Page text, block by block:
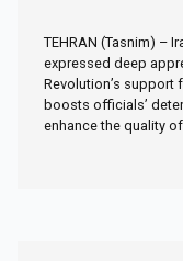
TEHRAN (Tasnim) –
expressed deep
Revolution’s
boosts officials’
enhance the quality